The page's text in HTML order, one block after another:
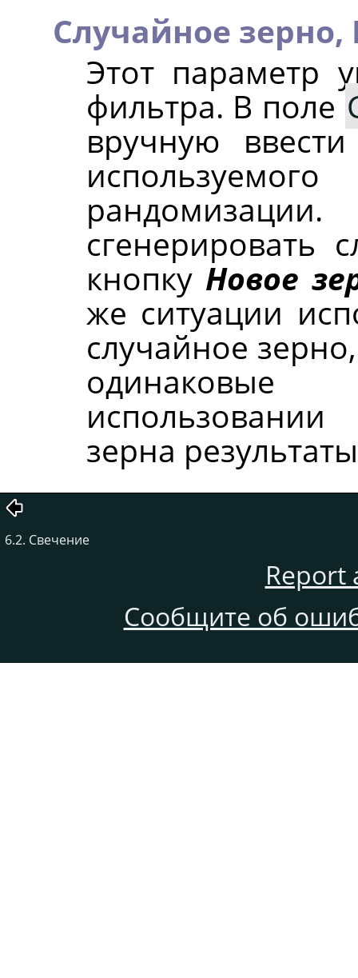
Случайное зерно,
Этот параметр
фильтра. В поле
вручную
сгенерировать
кнопку Новое
же ситуации
случайное
зерна
6.2. Свечение
Report
Сообщите об